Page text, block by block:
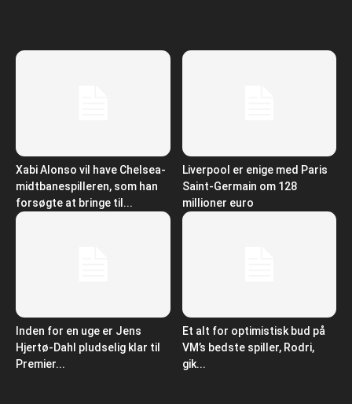
Xabi Alonso vil have Chelsea-
midtbanespilleren, som han
forsøgte at bringe til...
Liverpool er enige med Paris
Saint-Germain om 128
millioner euro
Inden for en uge er Jens
Hjertø-Dahl pludselig klar til
Premier...
Et alt for optimistisk bud på
VM’s bedste spiller, Rodri,
gik...